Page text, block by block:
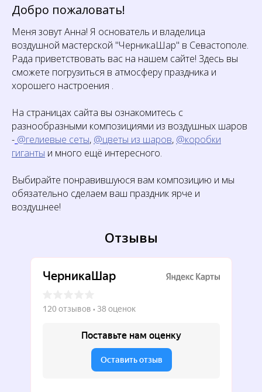
Добро пожаловать!
Меня зовут Анна! Я основатель и владелица
воздушной мастерской "ЧерникаШар" в Севастополе.
Рада приветствовать вас на нашем сайте! Здесь вы
сможете погрузиться в атмосферу праздника и
хорошего настроения .
На страницах сайта вы ознакомитесь с
разнообразными композициями из воздушных шаров
- @гелиевые сеты, @цветы из шаров, @коробки
гиганты и много ещё интересного.
Выбирайте понравившуюся вам композицию и мы
обязательно сделаем ваш праздник ярче и
воздушнее!
Отзывы